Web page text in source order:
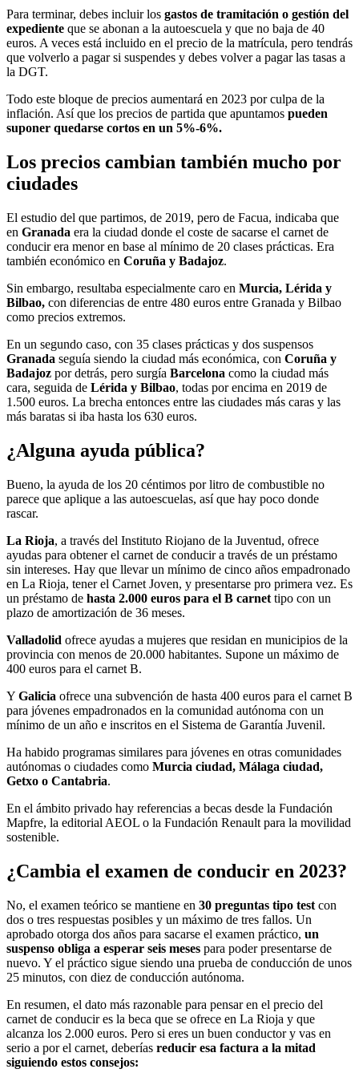
Para terminar, debes incluir los gastos de tramitación o gestión del
expediente que se abonan a la autoescuela y que no baja de 40
euros. A veces está incluido en el precio de la matrícula, pero tendrás
que volverlo a pagar si suspendes y debes volver a pagar las tasas a
la DGT.
Todo este bloque de precios aumentará en 2023 por culpa de la
inflación. Así que los precios de partida que apuntamos pueden
suponer quedarse cortos en un 5%-6%.
Los precios cambian también mucho por
ciudades
El estudio del que partimos, de 2019, pero de Facua, indicaba que
en Granada era la ciudad donde el coste de sacarse el carnet de
conducir era menor en base al mínimo de 20 clases prácticas. Era
también económico en Coruña y Badajoz.
Sin embargo, resultaba especialmente caro en Murcia, Lérida y
Bilbao, con diferencias de entre 480 euros entre Granada y Bilbao
como precios extremos.
En un segundo caso, con 35 clases prácticas y dos suspensos
Granada seguía siendo la ciudad más económica, con Coruña y
Badajoz por detrás, pero surgía Barcelona como la ciudad más
cara, seguida de Lérida y Bilbao, todas por encima en 2019 de
1.500 euros. La brecha entonces entre las ciudades más caras y las
más baratas si iba hasta los 630 euros.
¿Alguna ayuda pública?
Bueno, la ayuda de los 20 céntimos por litro de combustible no
parece que aplique a las autoescuelas, así que hay poco donde
rascar.
La Rioja, a través del Instituto Riojano de la Juventud, ofrece
ayudas para obtener el carnet de conducir a través de un préstamo
sin intereses. Hay que llevar un mínimo de cinco años empadronado
en La Rioja, tener el Carnet Joven, y presentarse pro primera vez. Es
un préstamo de hasta 2.000 euros para el B carnet tipo con un
plazo de amortización de 36 meses.
Valladolid ofrece ayudas a mujeres que residan en municipios de la
provincia con menos de 20.000 habitantes. Supone un máximo de
400 euros para el carnet B.
Y Galicia ofrece una subvención de hasta 400 euros para el carnet B
para jóvenes empadronados en la comunidad autónoma con un
mínimo de un año e inscritos en el Sistema de Garantía Juvenil.
Ha habido programas similares para jóvenes en otras comunidades
autónomas o ciudades como Murcia ciudad, Málaga ciudad,
Getxo o Cantabria.
En el ámbito privado hay referencias a becas desde la Fundación
Mapfre, la editorial AEOL o la Fundación Renault para la movilidad
sostenible.
¿Cambia el examen de conducir en 2023?
No, el examen teórico se mantiene en 30 preguntas tipo test con
dos o tres respuestas posibles y un máximo de tres fallos. Un
aprobado otorga dos años para sacarse el examen práctico, un
suspenso obliga a esperar seis meses para poder presentarse de
nuevo. Y el práctico sigue siendo una prueba de conducción de unos
25 minutos, con diez de conducción autónoma.
En resumen, el dato más razonable para pensar en el precio del
carnet de conducir es la beca que se ofrece en La Rioja y que
alcanza los 2.000 euros. Pero si eres un buen conductor y vas en
serio a por el carnet, deberías reducir esa factura a la mitad
siguiendo estos consejos: